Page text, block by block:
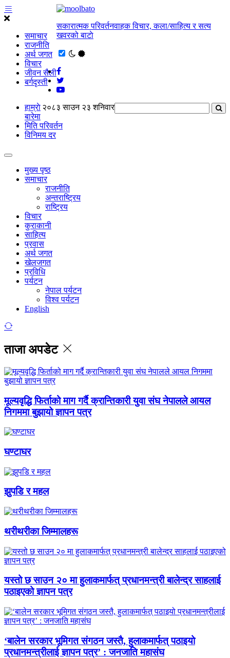
समाचार
राजनीति
अर्थ जगत
विचार
जीवन सैली
बर्गदृस्ती
सकारात्मक परिवर्तनवाहक विचार, कला/साहित्य र सत्य
खवरको बाटाे
२०८३ साउन २३ शनिवार
हाम्राे
बारेमा
मिति परिवर्तन
विनिमय दर
मुख्य पृष्ठ
समाचार
राजनीति
अन्तराष्ट्रिय
राष्ट्रिय
विचार
कुराकानी
साहित्य
प्रवास
अर्थ जगत
खेलजगत
प्रविधि
पर्यटन
नेपाल पर्यटन
विश्व पर्यटन
English
ताजा अपडेट
मूल्यवृद्धि फिर्ताको माग गर्दै क्रान्तिकारी युवा संघ नेपालले आयल
निगममा बुझायो ज्ञापन पत्र
घण्टाघर
झुपडि र महल
थरीथरीका जिम्मालहरू
यस्तो छ साउन २० मा हुलाकमार्फत् प्रधानमन्त्री बालेन्द्र साहलाई
पठाइएको ज्ञापन पत्र
‘बालेन सरकार भूमिगत संगठन जस्तै, हुलाकमार्फत् पठाइयो
प्रधानमन्त्रीलाई ज्ञापन पत्र’ : जनजाति महासंघ